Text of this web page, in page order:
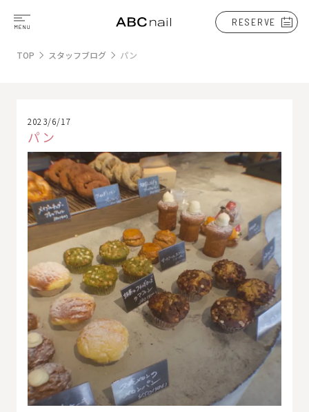
RESERVE
TOP スタッフブログ パン
2023/6/17
パン